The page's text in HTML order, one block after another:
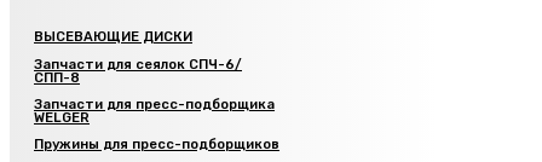
ВЫСЕВАЮЩИЕ ДИСКИ
Запчасти для сеялок СПЧ-6/
СПП-8
Запчасти для пресс-подборщика
WELGER
Пружины для пресс-подборщиков